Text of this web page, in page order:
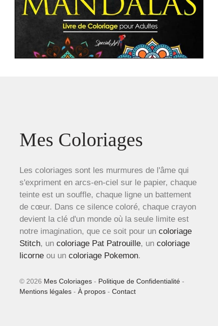
Mes Coloriages
Les coloriages sont les murmures de l'âme qui
s'expriment en arcs-en-ciel sur le papier, chaque
teinte est un souffle, chaque ligne un battement
de cœur. Dans ce silence coloré, chaque crayon
devient la clé d'un monde où la seule limite est
notre imagination, que ce soit pour un coloriage
Stitch, un coloriage Pat Patrouille, un coloriage
licorne ou un coloriage Pokemon.
© 2026 Mes Coloriages - Politique de Confidentialité -
Mentions légales - À propos - Contact